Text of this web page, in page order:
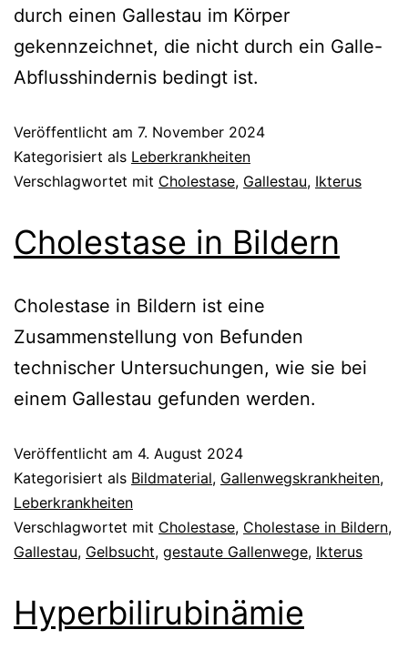
durch einen Gallestau im Körper
gekennzeichnet, die nicht durch ein Galle-
Abflusshindernis bedingt ist.
Veröffentlicht am 7. November 2024
Kategorisiert als Leberkrankheiten
Verschlagwortet mit Cholestase, Gallestau, Ikterus
Cholestase in Bildern
Cholestase in Bildern ist eine
Zusammenstellung von Befunden
technischer Untersuchungen, wie sie bei
einem Gallestau gefunden werden.
Veröffentlicht am 4. August 2024
Kategorisiert als Bildmaterial, Gallenwegskrankheiten,
Leberkrankheiten
Verschlagwortet mit Cholestase, Cholestase in Bildern,
Gallestau, Gelbsucht, gestaute Gallenwege, Ikterus
Hyperbilirubinämie